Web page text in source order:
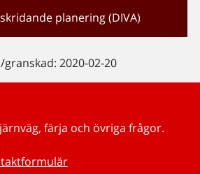
planering (DIVA)
2020-02-20
färja och övriga frågor.